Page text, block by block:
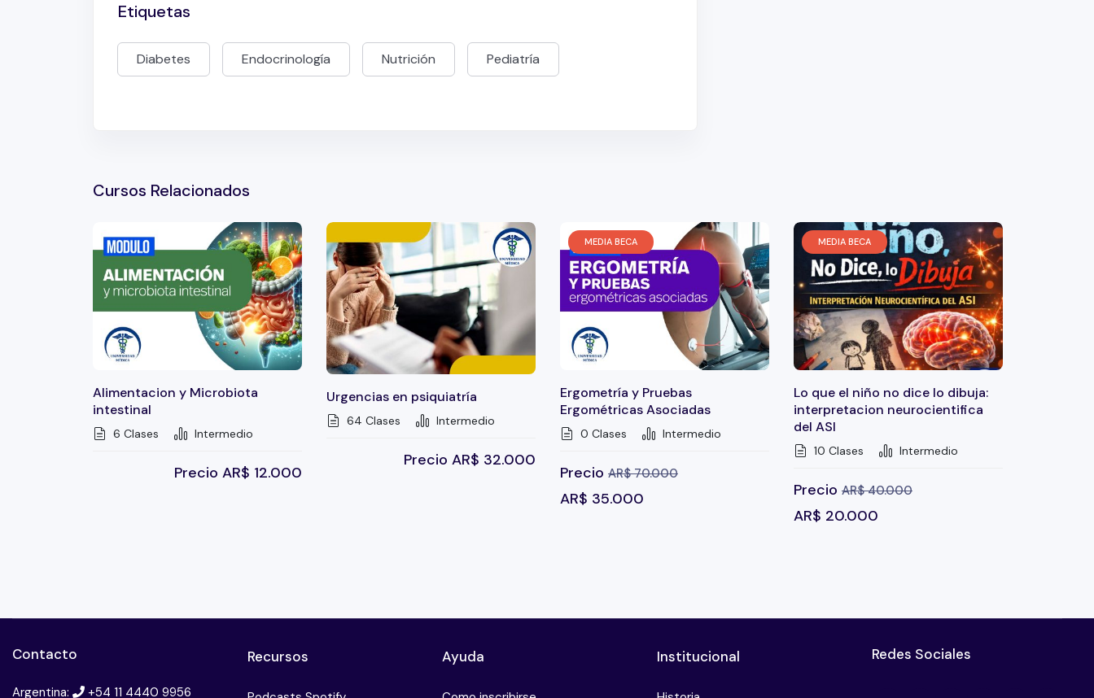
Etiquetas
Diabetes Endocrinología Nutrición Pediatría
Cursos Relacionados
Alimentacion y Microbiota
intestinal
6 Clases Intermedio
Precio AR$ 12.000
Urgencias en psiquiatría
64 Clases Intermedio
Precio AR$ 32.000
MEDIA BECA
Ergometría y Pruebas
Ergométricas Asociadas
0 Clases Intermedio
Precio AR$70.000
AR$ 35.000
MEDIA BECA
Lo que el niño no dice lo dibuja:
interpretacion neurocientifica
del ASI
10 Clases Intermedio
Precio AR$40.000
AR$ 20.000
Contacto
Argentina: +54 11 4440 9956
Recursos Ayuda Institucional Redes Sociales